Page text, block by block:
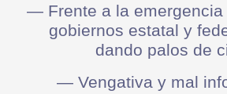
— Frente a la emergencia
gobiernos estatal y
dando palos de
— Vengativa y mal